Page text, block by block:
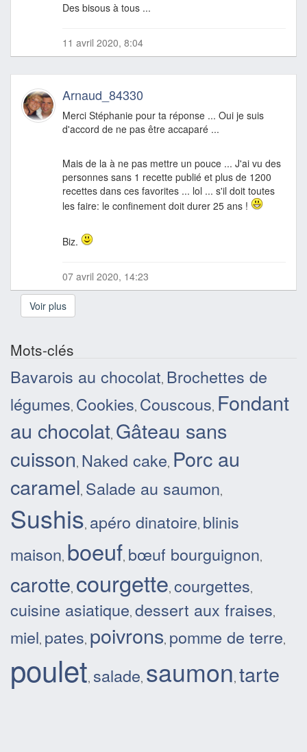
Des bisous à tous ...
11 avril 2020, 8:04
Arnaud_84330
Merci Stéphanie pour ta réponse ... Oui je suis
d'accord de ne pas être accaparé ...
Mais de la à ne pas mettre un pouce ... J'ai vu des
personnes sans 1 recette publié et plus de 1200
recettes dans ces favorites ... lol ... s'il doit toutes
les faire: le confinement doit durer 25 ans !
Biz.
07 avril 2020, 14:23
Voir plus
Mots-clés
Bavarois au chocolat, Brochettes de
légumes, Cookies, Couscous, Fondant
au chocolat, Gâteau sans
cuisson, Naked cake, Porc au
caramel, Salade au saumon,
Sushis, apéro dinatoire, blinis
maison, boeuf, bœuf bourguignon,
carotte, courgette, courgettes,
cuisine asiatique, dessert aux fraises,
miel, pates, poivrons, pomme de terre,
poulet, salade, saumon, tarte